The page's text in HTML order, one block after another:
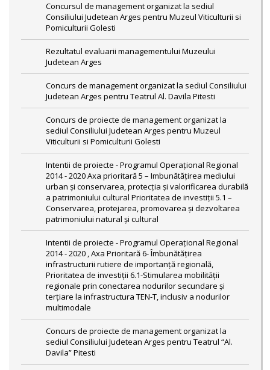
Concursul de management organizat la sediul
Consiliului Judetean Arges pentru Muzeul Viticulturii si
Pomiculturii Golesti
Rezultatul evaluarii managementului Muzeului
Judetean Arges
Concurs de management organizat la sediul Consiliului
Judetean Arges pentru Teatrul Al. Davila Pitesti
Concurs de proiecte de management organizat la
sediul Consiliului Judetean Arges pentru Muzeul
Viticulturii si Pomiculturii Golesti
Intentii de proiecte - Programul Operaţional Regional
2014 - 2020 Axa prioritară 5 – Imbunătăţirea mediului
urban şi conservarea, protecţia şi valorificarea durabilă
a patrimoniului cultural Prioritatea de investiții 5.1 –
Conservarea, protejarea, promovarea şi dezvoltarea
patrimoniului natural şi cultural
Intentii de proiecte - Programul Operaţional Regional
2014 - 2020 , Axa Prioritară 6- Îmbunătățirea
infrastructurii rutiere de importanță regională,
Prioritatea de investiţii 6.1-Stimularea mobilității
regionale prin conectarea nodurilor secundare şi
terțiare la infrastructura TEN-T, inclusiv a nodurilor
multimodale
Concurs de proiecte de management organizat la
sediul Consiliului Judetean Arges pentru Teatrul “Al.
Davila” Pitesti